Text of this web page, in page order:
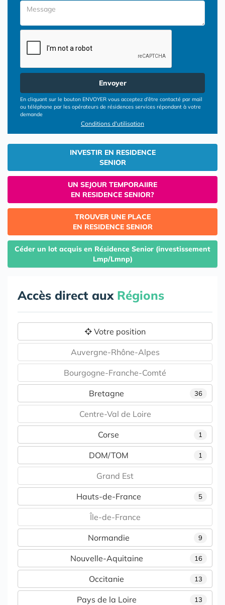
Envoyer
En cliquant sur le bouton ENVOYER vous acceptez d’être contacté par mail
ou téléphone par les opérateurs de résidences services répondant à votre
demande
Conditions d'utilisation
INVESTIR EN RESIDENCE
SENIOR
UN SEJOUR TEMPORAIIRE
EN RESIDENCE SENIOR?
TROUVER UNE PLACE
EN RESIDENCE SENIOR
Céder un lot acquis en Résidence Senior (investissement
Lmp/Lmnp)
Accès direct aux Régions
Votre position
Auvergne-Rhône-Alpes
Bourgogne-Franche-Comté
36
Bretagne
Centre-Val de Loire
1
Corse
1
DOM/TOM
Grand Est
5
Hauts-de-France
Île-de-France
9
Normandie
16
Nouvelle-Aquitaine
13
Occitanie
13
Pays de la Loire